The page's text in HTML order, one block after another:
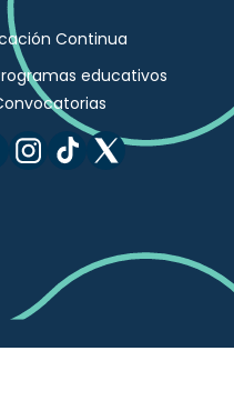
Continua
educativos